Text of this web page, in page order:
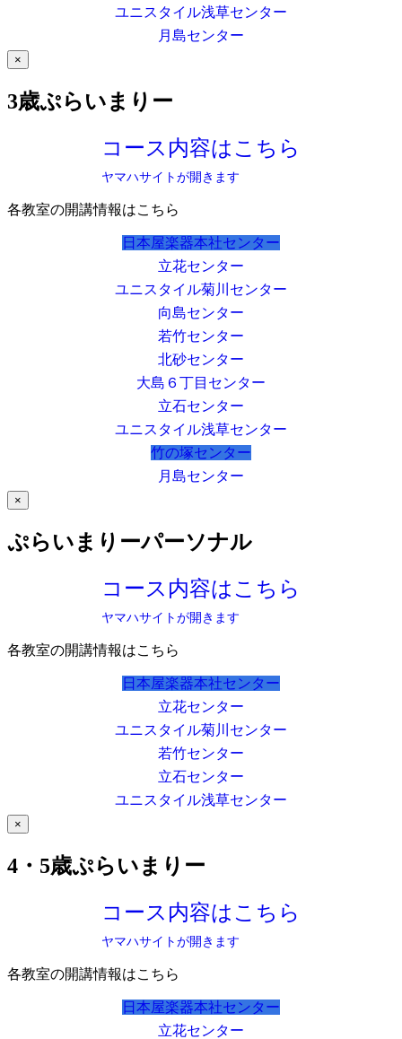
ユニスタイル浅草センター
月島センター
×
3歳ぷらいまりー
コース内容はこちら
ヤマハサイトが開きます
各教室の開講情報はこちら
日本屋楽器本社センター
立花センター
ユニスタイル菊川センター
向島センター
若竹センター
北砂センター
大島６丁目センター
立石センター
ユニスタイル浅草センター
竹の塚センター
月島センター
×
ぷらいまりーパーソナル
コース内容はこちら
ヤマハサイトが開きます
各教室の開講情報はこちら
日本屋楽器本社センター
立花センター
ユニスタイル菊川センター
若竹センター
立石センター
ユニスタイル浅草センター
×
4・5歳ぷらいまりー
コース内容はこちら
ヤマハサイトが開きます
各教室の開講情報はこちら
日本屋楽器本社センター
立花センター